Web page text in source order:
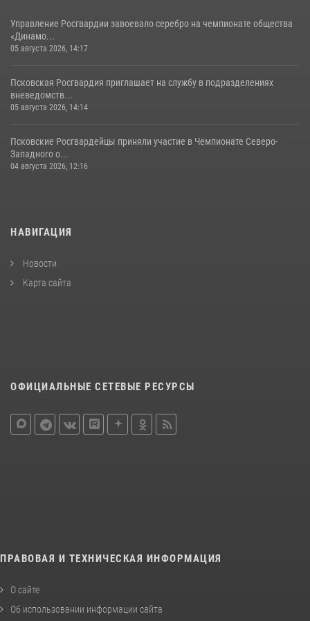
Управление Росгвардии завоевало серебро на чемпионате общества
«Динамо...
05 августа 2026, 14:17
Псковская Росгвардия приглашает на службу в подразделениях
вневедомств...
05 августа 2026, 14:14
Псковские Росгвардейцы приняли участие в Чемпионате Северо-
Западного о...
04 августа 2026, 12:16
НАВИГАЦИЯ
Новости
Карта сайта
ОФИЦИАЛЬНЫЕ СЕТЕВЫЕ РЕСУРСЫ
ПРАВОВАЯ И ТЕХНИЧЕСКАЯ ИНФОРМАЦИЯ
О сайте
Об использовании информации сайта